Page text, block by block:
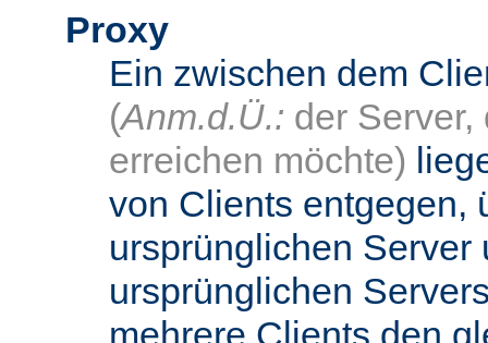
Proxy
Ein zwischen dem
(Anm.d.Ü.: der
erreichen möchte)
von Clients entgegen,
ursprünglichen Server
ursprünglichen
mehrere Clients den